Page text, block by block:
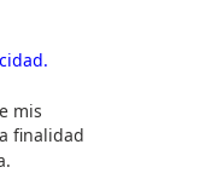
mis
finalidad